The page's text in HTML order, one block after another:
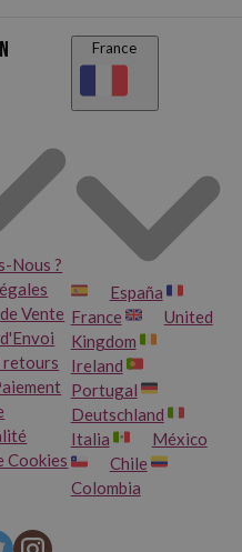
dans cette catégorie et
marché.
Nous ?
Vente
retours
Cookies
France
España
France
United
Kingdom
Ireland
Portugal
Deutschland
Italia
México
Chile
Colombia